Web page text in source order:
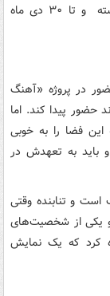
ارزانش و تهیه کنندگی جواد نوروزبیگی قرار داد بسته و تا ۳۰ دی ماه
در پروژه «آهنگ
حضور پیدا کند. اما
این فضا را به خوبی
باید به تعهدش در
است و تنابنده وقتی
یکی از شخصیت‌های
کرد که یک نمایش